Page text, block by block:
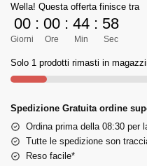
Wella! Questa offerta finisce tra
00
Giorni
: 00
Ore
: 44
Min
: 58
Sec
Solo 1 prodotti rimasti in
Spedizione Gratuita ordine
Ordina prima della 08:30 per
Tutte le spedizione son
Reso facile*